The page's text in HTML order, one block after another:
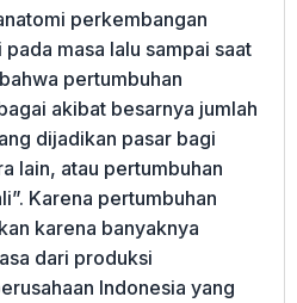
perkembangan
masa lalu sampai saat
pertumbuhan
akibat besarnya jumlah
dijadikan pasar bagi
lain, atau pertumbuhan
Karena pertumbuhan
karena banyaknya
dari produksi
Indonesia yang